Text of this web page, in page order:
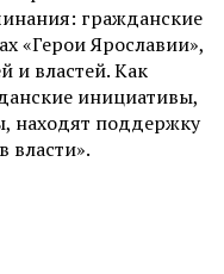
гражданские
«Герои Ярославии»,
и властей. Как
инициативы,
находят поддержку
власти».